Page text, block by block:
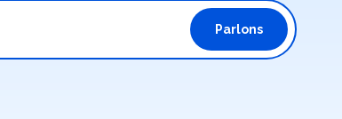
Parlons